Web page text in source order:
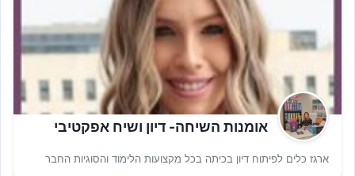
אומנות השיחה- דיון ושיח אפקטיבי
ארגז כלים לפיתוח דיון בכיתה בכל מקצועות הלימוד והסוגיות החבר